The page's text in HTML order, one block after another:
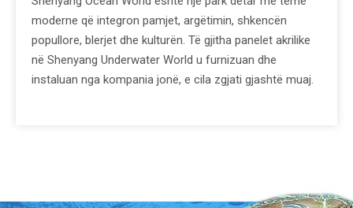
moderne që integron pamjet, argëtimin, shkencën
popullore, blerjet dhe kulturën. Të gjitha panelet akrilike
në Shenyang Underwater World u furnizuan dhe
instaluan nga kompania jonë, e cila zgjati gjashtë muaj.